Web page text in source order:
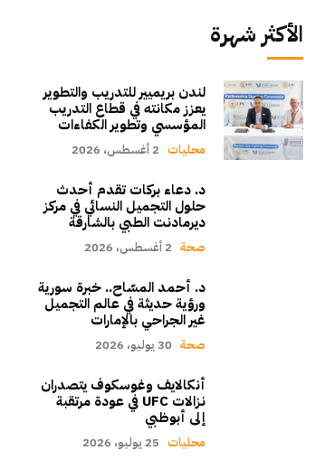
الأكثر شهرة
لندن بريميير للتدريب والتطوير
يعزز مكانته في قطاع التدريب
المؤسسي وتطوير الكفاءات
محليات 2 أغسطس، 2026
د. دعاء بركات تقدم أحدث
حلول التجميل النسائي في مركز
ديرمادنت الطبي بالشارقة
صحة 2 أغسطس، 2026
د. أحمد المسّاح.. خبرة سورية
ورؤية حديثة في عالم التجميل
غير الجراحي بالإمارات
صحة 30 يوليو، 2026
أنكالايف وغوسكوف يتصدران
نزالات UFC في عودة مرتقبة
إلى أبوظبي
محليات 25 يوليو، 2026